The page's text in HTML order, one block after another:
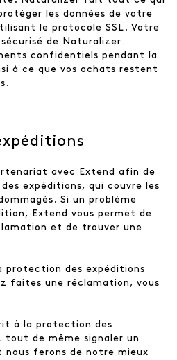
les données de votre
le protocole SSL. Votre
de Naturalizer
confidentiels pendant la
à ce que vos achats restent
avec Extend afin de
expéditions, qui couvre les
Si un problème
Extend vous permet de
et de trouver une
protection des expéditions
faites une réclamation, vous
à la protection des
tout de même signaler un
ferons de notre mieux